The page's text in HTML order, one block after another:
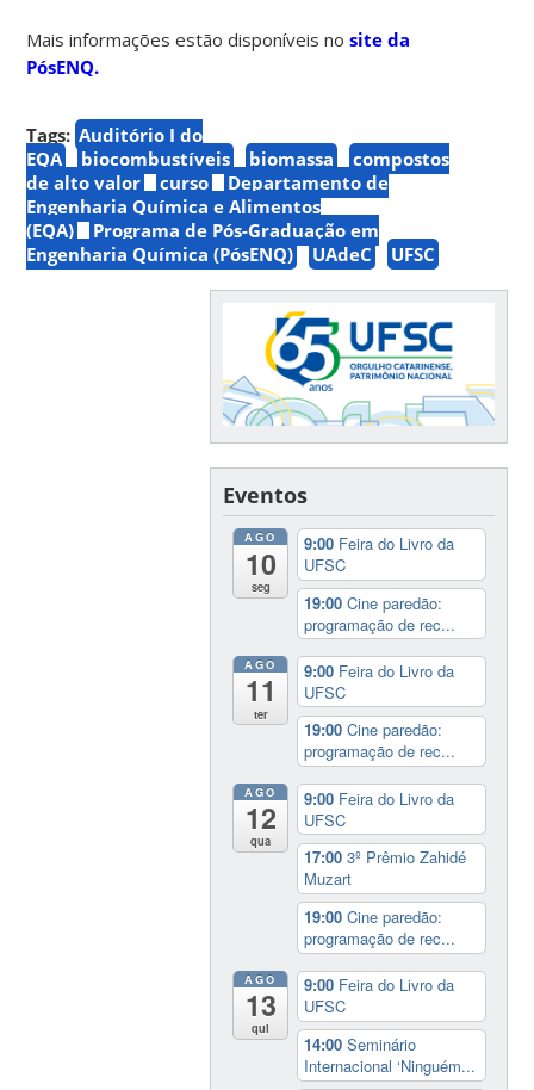
Mais informações estão disponíveis no site da
PósENQ.
Tags: Auditório I do
EQA
biocombustíveis biomassa
compostos
de alto valor
curso
Departamento de
Engenharia Química e Alimentos
(EQA)
Programa de Pós-Graduação em
Engenharia Química (PósENQ)
UAdeC UFSC
Eventos
AGO
10
seg
9:00 Feira do Livro da
UFSC
19:00Cine paredão:
programação de rec...
AGO
11
ter
9:00 Feira do Livro da
UFSC
19:00Cine paredão:
programação de rec...
AGO
12
qua
9:00 Feira do Livro da
UFSC
17:003º Prêmio Zahidé
Muzart
19:00Cine paredão:
programação de rec...
AGO
13
qui
9:00 Feira do Livro da
UFSC
14:00Seminário
Internacional ‘Ninguém...